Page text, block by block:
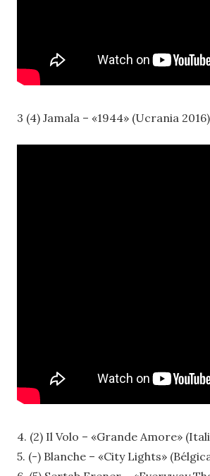
3 (4) Jamala – «1944» (Ucrania 2016)
4. (2) Il Volo – «Grande Amore»
5. (-) Blanche – «City Lights»